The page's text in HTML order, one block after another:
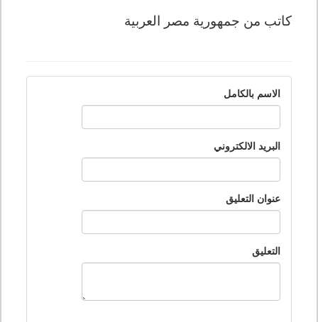
كاتب من جمهورية مصر العربية
الاسم بالكامل
البريد الالكتروني
عنوان التعليق
التعليق